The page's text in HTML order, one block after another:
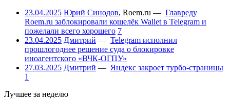
23.04.2025 Юрий Синодов, Roem.ru — Главреду
Roem.ru заблокировали кошелёк Wallet в Telegram и
пожелали всего хорошего 7
23.04.2025 Дмитрий — Telegram исполнил
прошлогоднее решение суда о блокировке
иноагентского «ВЧК-ОГПУ»
27.03.2025 Дмитрий — Яндекс закроет турбо-страницы
1
Лучшее за неделю